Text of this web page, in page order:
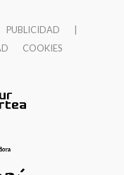
PUBLICIDAD
COOKIES